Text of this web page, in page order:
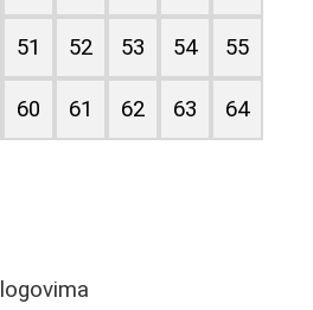
51 52 53 54 55
60 61 62 63 64